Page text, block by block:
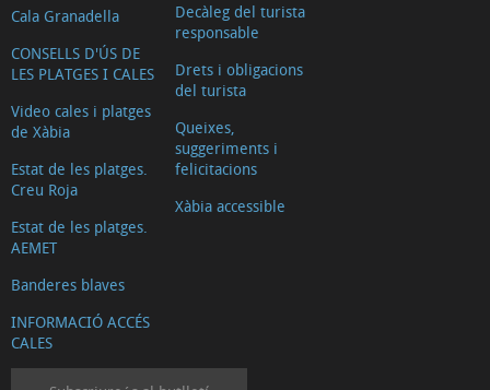
Cala Granadella
CONSELLS D'ÚS DE
LES PLATGES I CALES
Video cales i platges
de Xàbia
Estat de les platges.
Creu Roja
Estat de les platges.
AEMET
Banderes blaves
INFORMACIÓ ACCÉS
CALES
Decàleg del turista
responsable
Drets i obligacions
del turista
Queixes,
suggeriments i
felicitacions
Xàbia accessible